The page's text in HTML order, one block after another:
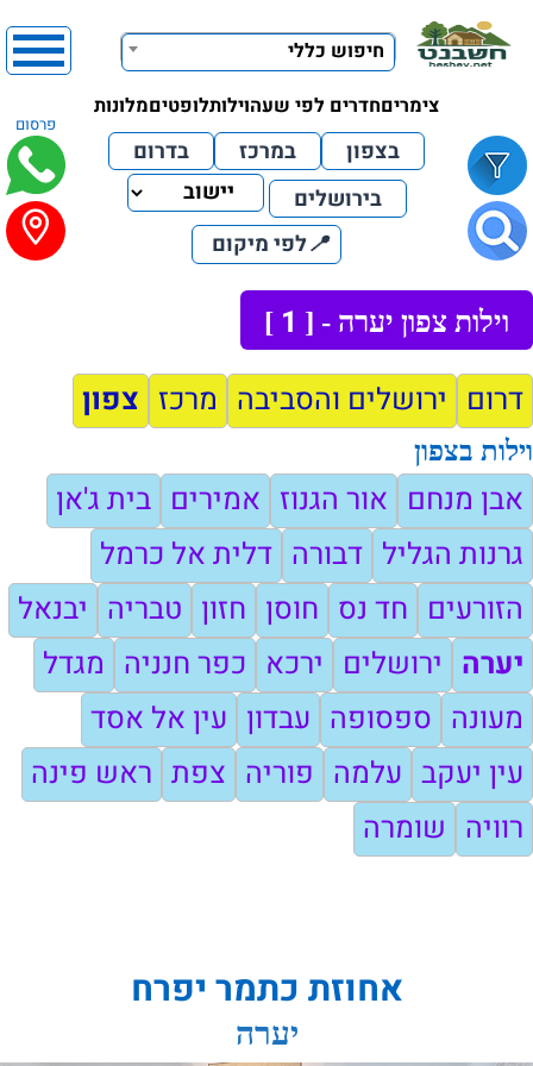
חיפוש כללי
צימריםחדרים לפי שעהוילותלופטיםמלונות
פרסום
בצפון במרכז
בדרום
בירושלים
📍לפי מיקום
וילות צפון יערה - [ 1
]
דרום ירושלים והסביבה מרכז צפון
וילות בצפון
אבן מנחם אור הגנוז אמירים בית ג'אן
גרנות הגליל דבורה דלית אל כרמל
הזורעים חד נס חוסן חזון טבריה יבנאל
יערה ירושלים ירכא כפר חנניה מגדל
מעונה ספסופה עבדון עין אל אסד
עין יעקב עלמה פוריה צפת ראש פינה
רוויה שומרה
אחוזת כתמר יפרח
יערה